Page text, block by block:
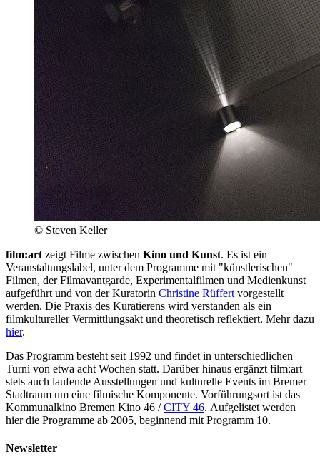
© Steven Keller
film:art zeigt Filme zwischen Kino und Kunst. Es ist ein
Veranstaltungslabel, unter dem Programme mit "künstlerischen"
Filmen, der Filmavantgarde, Experimentalfilmen und Medienkunst
aufgeführt und von der Kuratorin Christine Rüffert vorgestellt
werden. Die Praxis des Kuratierens wird verstanden als ein
filmkultureller Vermittlungsakt und theoretisch reflektiert. Mehr dazu
hier.
Das Programm besteht seit 1992 und findet in unterschiedlichen
Turni von etwa acht Wochen statt. Darüber hinaus ergänzt film:art
stets auch laufende Ausstellungen und kulturelle Events im Bremer
Stadtraum um eine filmische Komponente. Vorführungsort ist das
Kommunalkino Bremen Kino 46 /CITY 46. Aufgelistet werden
hier die Programme ab 2005, beginnend mit Programm 10.
Newsletter